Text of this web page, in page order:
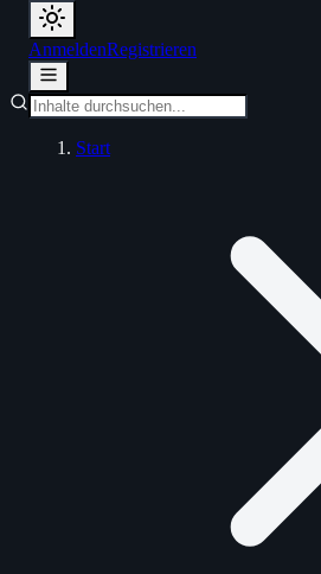
AnmeldenRegistrieren
Start